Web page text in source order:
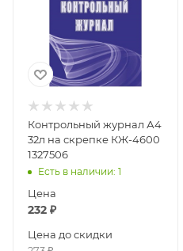
Контрольный журнал А4
32л на скрепке КЖ-4600
1327506
Есть в наличии: 1
Цена
232 ₽
Цена до скидки